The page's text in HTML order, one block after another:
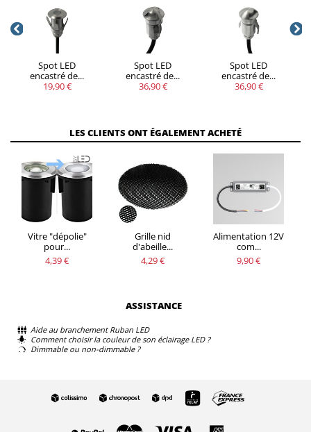
Spot LED
encastré de...
19,90 €
Spot LED
encastré de...
36,90 €
Spot LED
encastré de...
36,90 €
LES CLIENTS ONT ÉGALEMENT ACHETÉ
Vitre "dépolie"
pour...
4,39 €
Grille nid
d'abeille...
4,29 €
Alimentation 12V
com...
9,90 €
ASSISTANCE
Aide au branchement Ruban LED
Comment choisir la couleur de son éclairage LED ?
Dimmable ou non-dimmable ?